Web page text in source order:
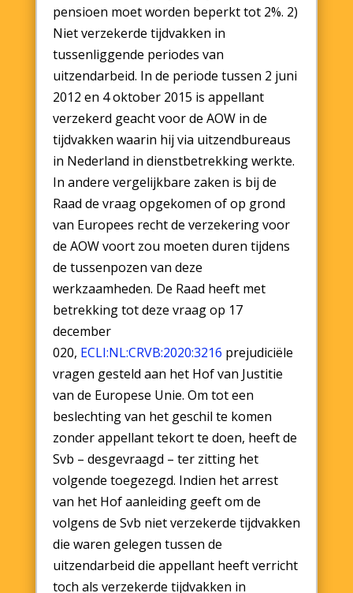
pensioen moet worden beperkt tot 2%. 2)
Niet verzekerde tijdvakken in
tussenliggende periodes van
uitzendarbeid. In de periode tussen 2 juni
2012 en 4 oktober 2015 is appellant
verzekerd geacht voor de AOW in de
tijdvakken waarin hij via uitzendbureaus
in Nederland in dienstbetrekking werkte.
In andere vergelijkbare zaken is bij de
Raad de vraag opgekomen of op grond
van Europees recht de verzekering voor
de AOW voort zou moeten duren tijdens
de tussenpozen van deze
werkzaamheden. De Raad heeft met
betrekking tot deze vraag op 17
december
020, ECLI:NL:CRVB:2020:3216 prejudiciële
vragen gesteld aan het Hof van Justitie
van de Europese Unie. Om tot een
beslechting van het geschil te komen
zonder appellant tekort te doen, heeft de
Svb – desgevraagd – ter zitting het
volgende toegezegd. Indien het arrest
van het Hof aanleiding geeft om de
volgens de Svb niet verzekerde tijdvakken
die waren gelegen tussen de
uitzendarbeid die appellant heeft verricht
toch als verzekerde tijdvakken in